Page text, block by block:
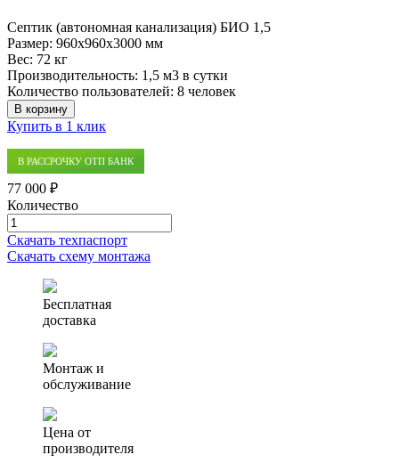
Септик (автономная канализация) БИО 1,5
Размер: 960x960x3000 мм
Вес: 72 кг
Производительность: 1,5 м3 в сутки
Количество пользователей: 8 человек
В корзину
Купить в 1 клик
В РАССРОЧКУ ОТП БАНК
77 000 ₽
Количество
Количество
товара
Септик
канализация)
Скачать техпаспорт
Скачать схему монтажа
Бесплатная
доставка
Монтаж и
обслуживание
Цена от
производителя